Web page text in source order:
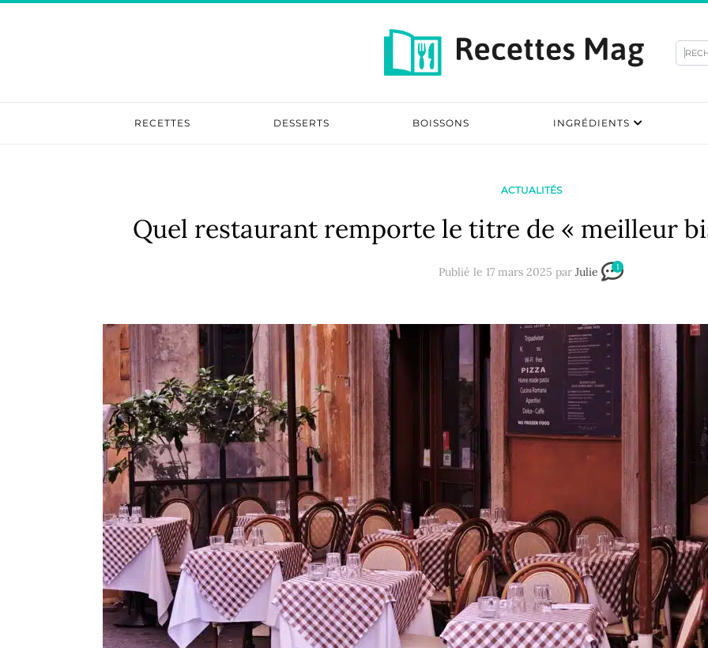
RECETTES DESSERTS BOISSONS INGRÉDIENTS
ACTUALITÉS
Quel restaurant remporte le titre de « meilleur
Publié le 17 mars 2025 par Julie 1